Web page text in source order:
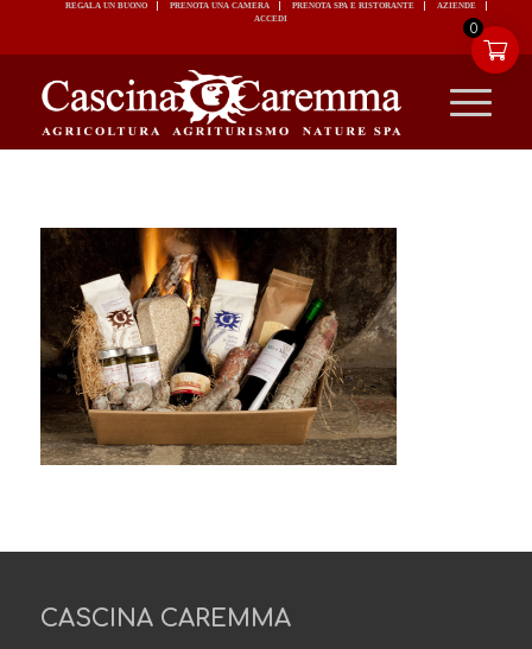
0
REGALA UN BUONO PRENOTA UNA CAMERA PRENOTA SPA E RISTORANTE
CASCINA CAREMMA